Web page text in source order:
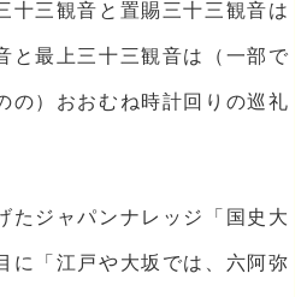
十三観音と置賜三十三観音は
と最上三十三観音は（一部で
の）おおむね時計回りの巡礼
たジャパンナレッジ「国史大
に「江戸や大坂では、六阿弥